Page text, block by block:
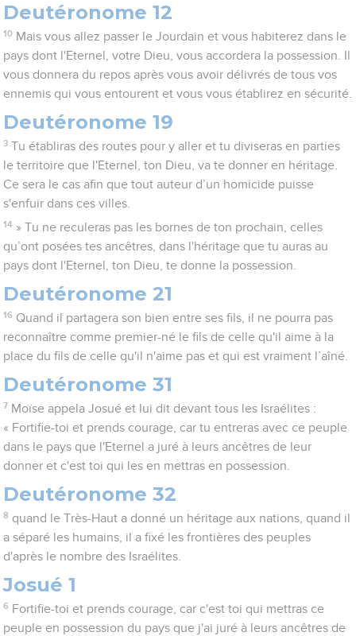
Deutéronome 12
10 Mais vous allez passer le Jourdain et vous habiterez dans le
pays dont l'Eternel, votre Dieu, vous accordera la possession. Il
vous donnera du repos après vous avoir délivrés de tous vos
ennemis qui vous entourent et vous vous établirez en sécurité.
Deutéronome 19
3 Tu établiras des routes pour y aller et tu diviseras en parties
le territoire que l'Eternel, ton Dieu, va te donner en héritage.
Ce sera le cas afin que tout auteur d’un homicide puisse
s'enfuir dans ces villes.
14 » Tu ne reculeras pas les bornes de ton prochain, celles
qu’ont posées tes ancêtres, dans l'héritage que tu auras au
pays dont l'Eternel, ton Dieu, te donne la possession.
Deutéronome 21
16 Quand il partagera son bien entre ses fils, il ne pourra pas
reconnaître comme premier-né le fils de celle qu'il aime à la
place du fils de celle qu'il n'aime pas et qui est vraiment l’aîné.
Deutéronome 31
7 Moïse appela Josué et lui dit devant tous les Israélites :
« Fortifie-toi et prends courage, car tu entreras avec ce peuple
dans le pays que l'Eternel a juré à leurs ancêtres de leur
donner et c'est toi qui les en mettras en possession.
Deutéronome 32
8 quand le Très-Haut a donné un héritage aux nations, quand il
a séparé les humains, il a fixé les frontières des peuples
d'après le nombre des Israélites.
Josué 1
6 Fortifie-toi et prends courage, car c'est toi qui mettras ce
peuple en possession du pays que j'ai juré à leurs ancêtres de